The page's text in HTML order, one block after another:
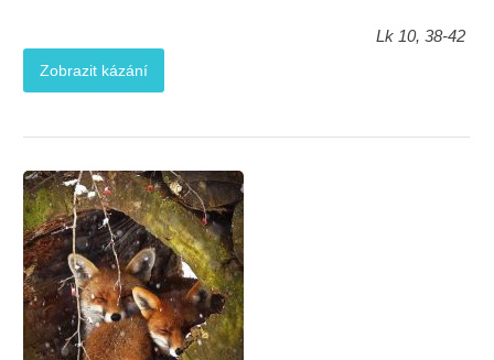
Lk 10, 38-42
Zobrazit kázání